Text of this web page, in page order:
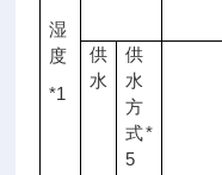
湿
度
*1
供
水
供
水
方
式*
5